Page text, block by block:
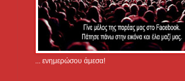
... ενημερώσου άμεσα!